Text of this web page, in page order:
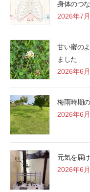
身体のつ
2026年7
甘い蜜の
ました
2026年6
梅雨時期
2026年6
元気を届
2026年6